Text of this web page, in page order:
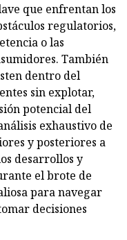
que enfrentan los
regulatorios,
o las
También
dentro del
sin explotar,
potencial del
exhaustivo de
y posteriores a
desarrollos y
el brote de
para navegar
decisiones